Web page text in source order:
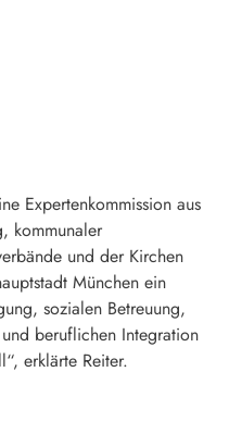
Expertenkommission aus
kommunaler
und der Kirchen
München ein
sozialen Betreuung,
beruflichen Integration
erklärte Reiter.